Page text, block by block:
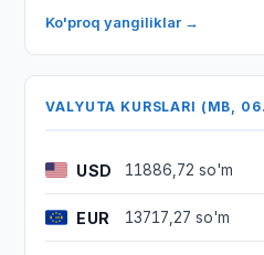
Ko'proq yangiliklar →
VALYUTA KURSLARI (MB,
USD 11886,72 so'm
EUR 13717,27 so'm